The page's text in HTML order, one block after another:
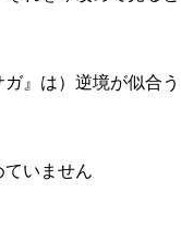
』は）逆境が似合う
いません